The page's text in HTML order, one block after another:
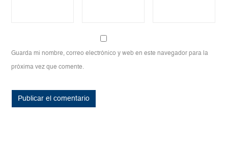
Guarda mi nombre, correo electrónico y web en este navegador para la
próxima vez que comente.